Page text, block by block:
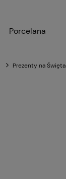
Porcelana
Prezenty na Święta